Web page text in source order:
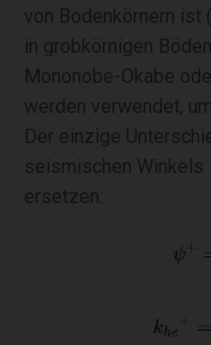
von Bodenkörnern ist
in grobkörnigen
Mononobe-Okabe
werden verwendet,
Der einzige
seismischen Winkels
ersetzen: